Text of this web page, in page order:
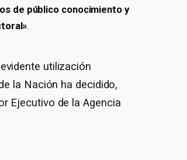
de público conocimiento y
.
utilización
la Nación ha decidido,
Ejecutivo de la Agencia